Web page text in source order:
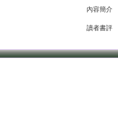
內容簡介
讀者書評